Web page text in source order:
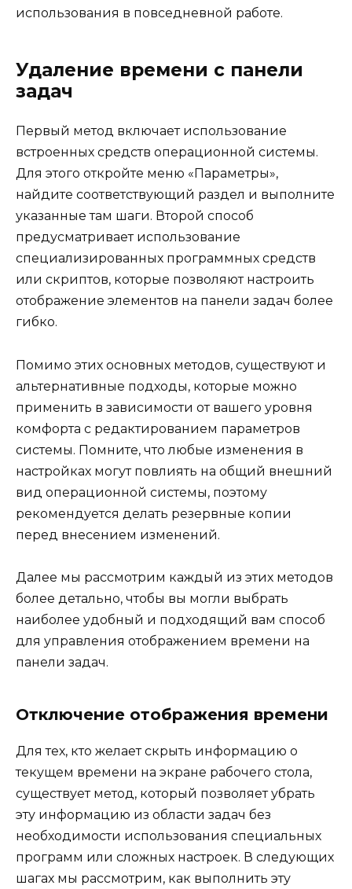
использования в повседневной работе.
Удаление времени с панели
задач
Первый метод включает использование
встроенных средств операционной системы.
Для этого откройте меню «Параметры»,
найдите соответствующий раздел и выполните
указанные там шаги. Второй способ
предусматривает использование
специализированных программных средств
или скриптов, которые позволяют настроить
отображение элементов на панели задач более
гибко.
Помимо этих основных методов, существуют и
альтернативные подходы, которые можно
применить в зависимости от вашего уровня
комфорта с редактированием параметров
системы. Помните, что любые изменения в
настройках могут повлиять на общий внешний
вид операционной системы, поэтому
рекомендуется делать резервные копии
перед внесением изменений.
Далее мы рассмотрим каждый из этих методов
более детально, чтобы вы могли выбрать
наиболее удобный и подходящий вам способ
для управления отображением времени на
панели задач.
Отключение отображения времени
Для тех, кто желает скрыть информацию о
текущем времени на экране рабочего стола,
существует метод, который позволяет убрать
эту информацию из области задач без
необходимости использования специальных
программ или сложных настроек. В следующих
шагах мы рассмотрим, как выполнить эту